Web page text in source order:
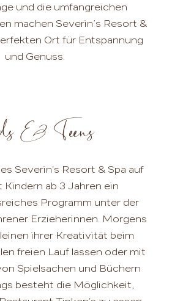
und die umfangreichen
machen Severin’s Resort &
Ort für Entspannung
und Genuss.
& Teens
Severin's Resort & Spa auf
ab 3 Jahren ein
Programm unter der
Erzieherinnen. Morgens
ihrer Kreativität beim
freien Lauf lassen oder mit
Spielsachen und Büchern
besteht die Möglichkeit,